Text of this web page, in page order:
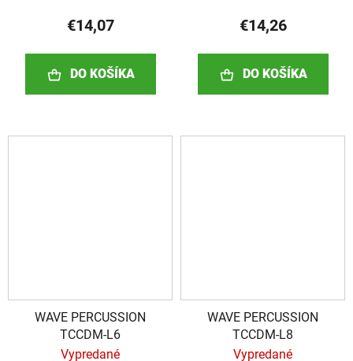
€14,07
DO KOŠÍKA
€14,26
DO KOŠÍKA
WAVE PERCUSSION
TCCDM-L6
Vypredané
WAVE PERCUSSION
TCCDM-L8
Vypredané